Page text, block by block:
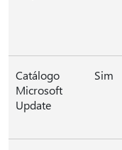
Catálogo
Microsoft
Update
Sim